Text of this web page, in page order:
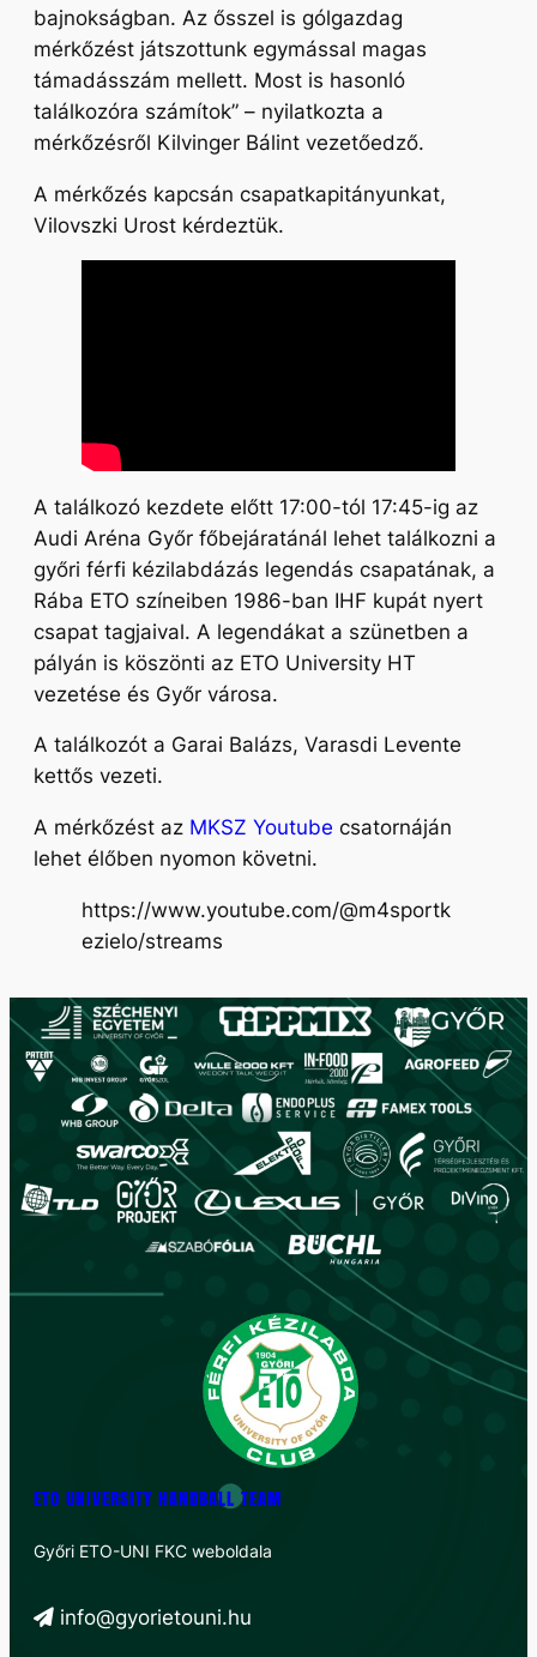
bajnokságban. Az ősszel is gólgazdag
mérkőzést játszottunk egymással magas
támadásszám mellett. Most is hasonló
találkozóra számítok” – nyilatkozta a
mérkőzésről Kilvinger Bálint vezetőedző.
A mérkőzés kapcsán csapatkapitányunkat,
Vilovszki Urost kérdeztük.
A találkozó kezdete előtt 17:00-tól 17:45-ig az
Audi Aréna Győr főbejáratánál lehet találkozni a
győri férfi kézilabdázás legendás csapatának, a
Rába ETO színeiben 1986-ban IHF kupát nyert
csapat tagjaival. A legendákat a szünetben a
pályán is köszönti az ETO University HT
vezetése és Győr városa.
A találkozót a Garai Balázs, Varasdi Levente
kettős vezeti.
A mérkőzést az MKSZ Youtube csatornáján
lehet élőben nyomon követni.
https://www.youtube.com/@m4sportk
ezielo/streams
ETO UNIVERSITY HANDBALL TEAM
Győri ETO-UNI FKC weboldala
info@gyorietouni.hu